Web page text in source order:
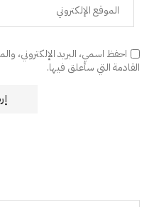
احفظ اسمي، البريد الإلكتروني،
القادمة التي سأعلق فيها.